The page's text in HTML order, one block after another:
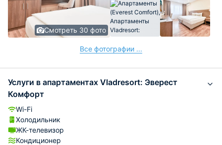
Смотреть 30 фото
Все фотографии ...
Услуги в апартаментах Vladresort: Эверест
Комфорт
Wi-Fi
Холодильник
ЖК-телевизор
Кондиционер